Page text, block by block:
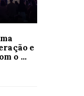
e
o ...